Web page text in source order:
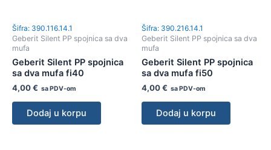
Šifra: 390.116.14.1
Geberit Silent PP spojnica sa dva
mufa
Geberit Silent PP spojnica
sa dva mufa fi40
4,00€ sa PDV-om
Dodaj u korpu
Šifra: 390.216.14.1
Geberit Silent PP spojnica sa dva
mufa
Geberit Silent PP spojnica
sa dva mufa fi50
4,00€ sa PDV-om
Dodaj u korpu